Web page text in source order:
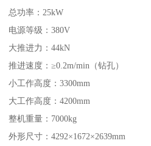
总功率：25kW
电源等级：380V
大推进力：44kN
推进速度：≥0.2m/min（钻孔）
小工作高度：3300mm
大工作高度：4200mm
整机重量：7000kg
外形尺寸：4292×1672×2639mm